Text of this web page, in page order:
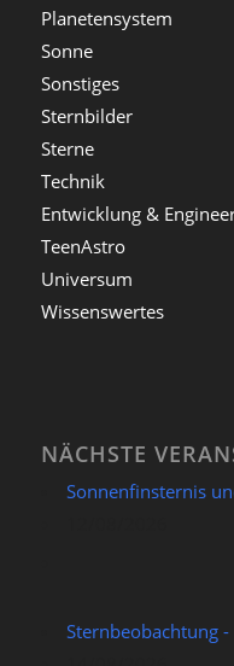
Planetensystem
Sonne
Sonstiges
Sternbilder
Sterne
Technik
Entwicklung &
TeenAstro
Universum
Wissenswertes
NÄCHSTE
Sonnenfinsternis
Sternbeobachtung